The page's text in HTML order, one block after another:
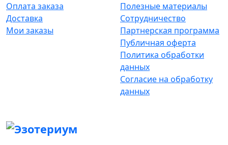
Оплата заказа
Доставка
Мои заказы
Полезные материалы
Сотрудничество
Партнерская программа
Публичная оферта
Политика обработки
данных
Согласие на обработку
данных